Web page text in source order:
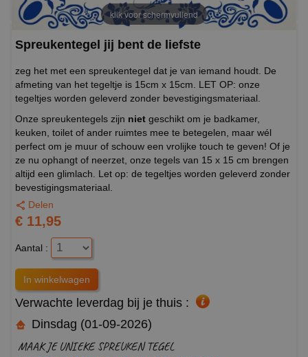
klik voor schermvullend
Spreukentegel jij bent de liefste
zeg het met een spreukentegel dat je van iemand houdt. De
afmeting van het tegeltje is 15cm x 15cm. LET OP: onze
tegeltjes worden geleverd zonder bevestigingsmateriaal.
Onze spreukentegels zijn niet geschikt om je badkamer,
keuken, toilet of ander ruimtes mee te betegelen, maar wél
perfect om je muur of schouw een vrolijke touch te geven! Of je
ze nu ophangt of neerzet, onze tegels van 15 x 15 cm brengen
altijd een glimlach. Let op: de tegeltjes worden geleverd zonder
bevestigingsmateriaal.
Delen
€ 11,95
Aantal :
Verwachte leverdag bij je thuis :
Dinsdag (01-09-2026)
MAAK JE UNIEKE SPREUKEN TEGEL